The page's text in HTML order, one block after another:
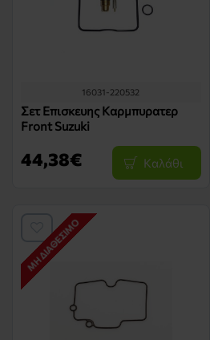
16031-220532
Σετ Επισκευης Καρμπυρατερ
Front Suzuki
44,38€ Καλάθι
ΜΗ ΔΙΑΘΈΣΙΜΟ